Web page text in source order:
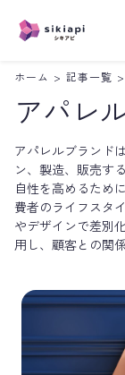
ホーム > 記事一覧 >
アパレ
アパレルブランド
ン、製造、販売す
自性を高めるため
費者のライフスタ
やデザインで差別
用し、顧客との関